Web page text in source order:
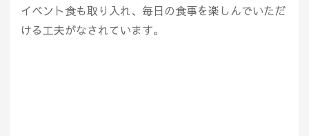
イベント食も取り入れ、毎日の食事を楽しんでいただ
ける工夫がなされています。